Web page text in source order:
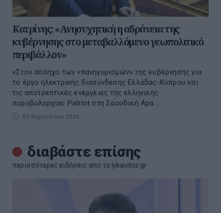
Κατρίνης: «Ανησυχητική η αδράνεια της
κυβέρνησης στο μεταβαλλόμενο γεωπολιτικό
περιβάλλον»
«Στον απόηχο των «πανηγυρισμών» της κυβέρνησης για
το έργο ηλεκτρικής διασύνδεσης Ελλάδας-Κύπρου και
τις αποτρεπτικές ενέργειες της ελληνικής
πυροβολαρχίας Patriot στη Σαουδική Αρα...
07 Αυγούστου 2026
διαβάστε επίσης
περισσότερες ειδήσεις από το lykavitos.gr